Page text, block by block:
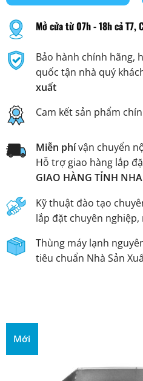
Mới
Mở cửa từ 07h - 18h cả T7,
Bảo hành chính hãng,
quốc tận nhà quý
xuất
Cam kết sản phẩm
Miễn phívận chuyển
Hỗ trợ giao hàng lắp
GIAO HÀNG TỈNH
Kỹ thuật đào tạo
lắp đặt chuyên
Thùng máy lạnh
tiêu chuẩn Nhà Sản